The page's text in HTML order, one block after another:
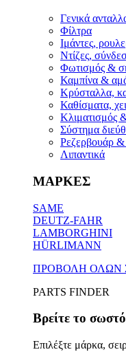
Γενικά
Φίλτρα
Ιμάντες,
Ντίζες,
Φωτισμός &
Καμπίνα &
Κρύσταλλα,
Καθίσματα,
Κλιματισμός
Σύστημα
Ρεζερβουάρ &
Λιπαντικά
ΜΑΡΚΕΣ
SAME
DEUTZ-FAHR
LAMBORGHINI
HÜRLIMANN
ΠΡΟΒΟΛΗ ΟΛΩΝ
PARTS FINDER
Βρείτε το
Επιλέξτε μάρκα,